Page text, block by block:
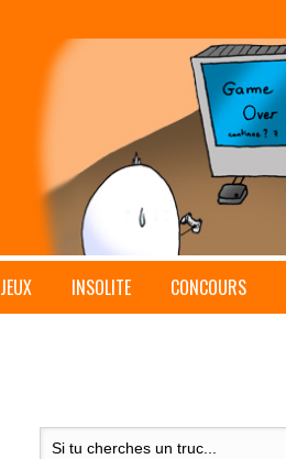
JEUX INSOLITE CONCOURS